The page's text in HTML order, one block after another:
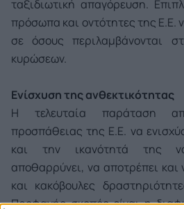
ταξιδιωτική απαγόρευση.
πρόσωπα και οντότητες της Ε.Ε.
σε όσους περιλαμβάνονται
κυρώσεων.
Ενίσχυση της ανθεκτικότητας
Η τελευταία παράταση
προσπάθειας της Ε.Ε. να
και την ικανότητά της
αποθαρρύνει, να αποτρέπει και
και κακόβουλες
Προφανής σκοπός είναι η